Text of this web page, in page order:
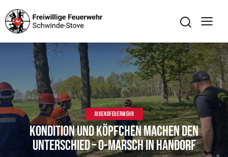
JUGENDFEUERWEHR
Kondition und Köpfchen machen den
Unterschied – O-Marsch in Handorf